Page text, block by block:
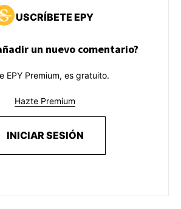
USCRÍBETE EPY
un nuevo comentario?
EPY Premium, es gratuito.
Hazte Premium
INICIAR SESIÓN